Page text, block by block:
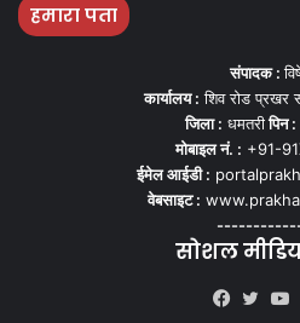
हमारा पता
संपादक :
कार्यालय : शिव रोड प्रखर
जिला : धमतरीपिन :
मोबाइल नं. : +91-
ईमेल आईडी :
वेबसाइट :
सोशल